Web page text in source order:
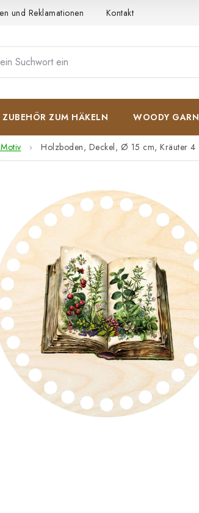
und Reklamationen Kontakt
ZUBEHÖR ZUM HÄKELN WOODY GARN
Holzboden, Deckel, Ø 15 cm, Kräuter 4